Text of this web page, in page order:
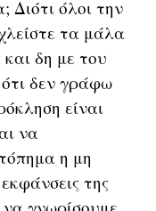
όλοι την
τα μάλα
και δη με του
δεν γράφω
είναι
να
η μη
της